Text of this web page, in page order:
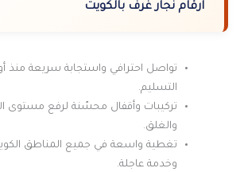
ارقام نجار غرف بالكويت
تواصل احترافي واستجابة سريعة منذ
التسليم.
تركيبات وأقفال محسّنة لرفع مستوى
والغلق.
تغطية واسعة في جميع المناطق
وخدمة عاجلة.